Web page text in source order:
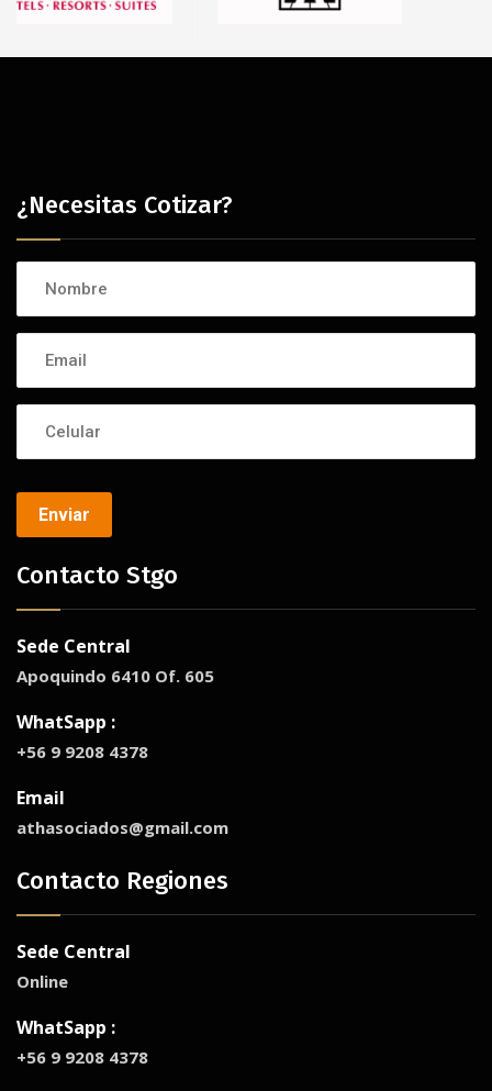
¿Necesitas Cotizar?
Enviar
Contacto Stgo
Sede Central
Apoquindo 6410 Of. 605
WhatSapp :
+56 9 9208 4378
Email
athasociados@gmail.com
Contacto Regiones
Sede Central
Online
WhatSapp :
+56 9 9208 4378